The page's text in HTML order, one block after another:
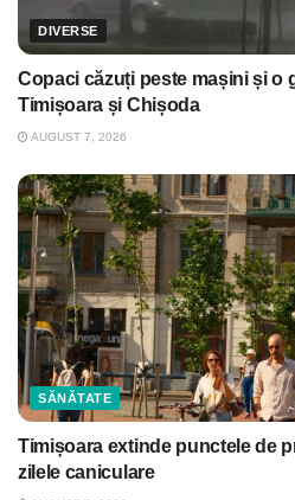
DIVERSE
Copaci căzuți peste mașini și o
Timișoara și Chișoda
AUGUST 7, 2026
SĂNĂTATE
Timișoara extinde punctele de
zilele caniculare